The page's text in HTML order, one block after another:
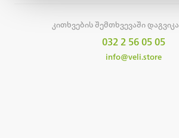
კითხვების შემთხვევაში
032 2 56 05 05
info@veli.store